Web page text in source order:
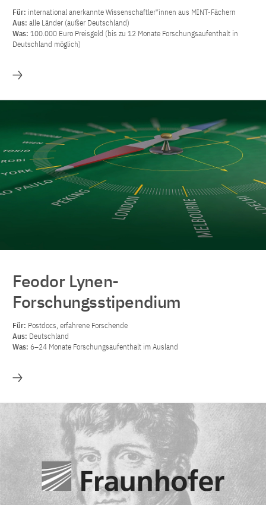
Für: international anerkannte Wissenschaftler*innen aus MINT-Fächern
Aus: alle Länder (außer Deutschland)
Was: 100.000 Euro Preisgeld (bis zu 12 Monate Forschungsaufenthalt in
Deutschland möglich)
Feodor Lynen-
Forschungsstipendium
Für: Postdocs, erfahrene Forschende
Aus: Deutschland
Was: 6–24 Monate Forschungsaufenthalt im Ausland